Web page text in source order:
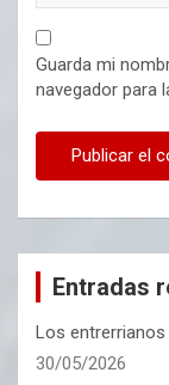
Guarda mi
navegador para
Entradas
Los
30/05/2026